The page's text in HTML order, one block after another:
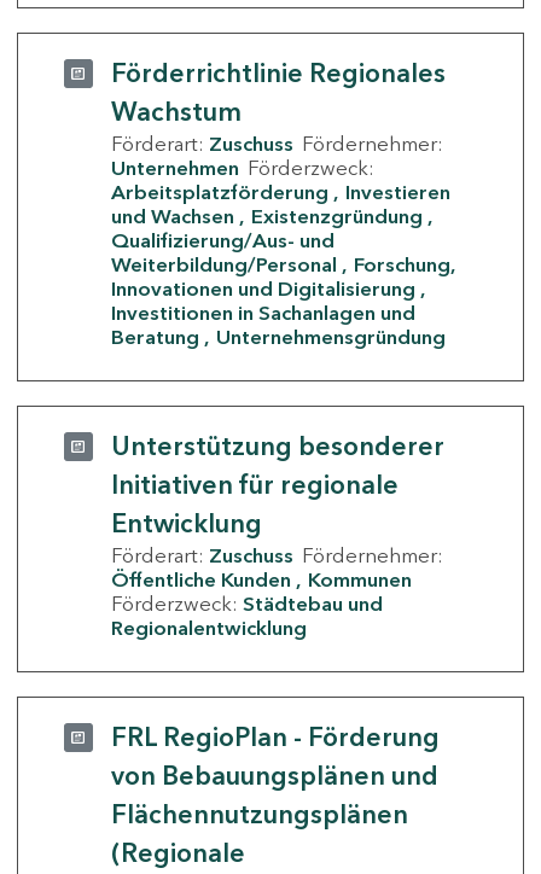
Förderrichtlinie Regionales
Wachstum
Förderart: Zuschuss Fördernehmer:
Unternehmen Förderzweck:
Arbeitsplatzförderung
Investieren
und Wachsen
Existenzgründung
Qualifizierung/Aus- und
Weiterbildung/Personal
Forschung,
Innovationen und Digitalisierung
Investitionen in Sachanlagen und
Beratung
Unternehmensgründung
Unterstützung besonderer
Initiativen für regionale
Entwicklung
Förderart: Zuschuss Fördernehmer:
Öffentliche Kunden
Kommunen
Förderzweck: Städtebau und
Regionalentwicklung
FRL RegioPlan - Förderung
von Bebauungsplänen und
Flächennutzungsplänen
(Regionale